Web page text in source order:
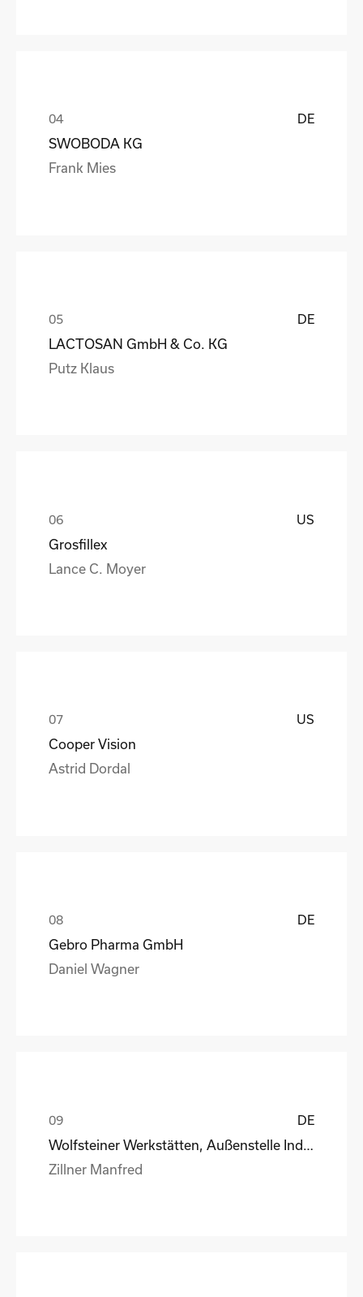
DE
SWOBODA KG
Frank Mies
DE
LACTOSAN GmbH & Co. KG
Putz Klaus
US
Grosfillex
Lance C. Moyer
US
Cooper Vision
Astrid Dordal
DE
Gebro Pharma GmbH
Daniel Wagner
DE
Zillner Manfred